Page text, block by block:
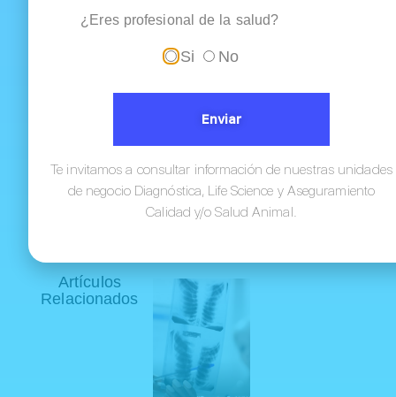
Artículos
Relacionados
¿Eres profesional de la salud?
Si No
Enviar
Te invitamos a consultar información de nuestras unidades
de negocio Diagnóstica, Life Science y Aseguramiento
Calidad y/o Salud Animal.